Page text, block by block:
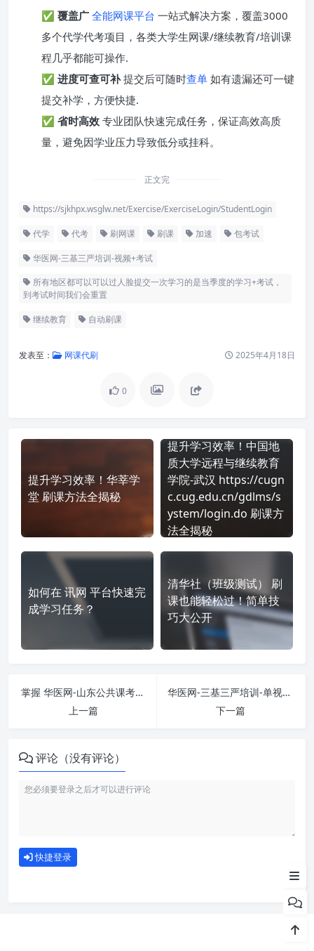
✅ 覆盖广 全能网课平台 一站式解决方案，覆盖3000
多个代学代考项目，各类大学生网课/继续教育/培训课
程几乎都能可操作.
✅ 进度可查可补提交后可随时查单 如有遗漏还可一键
提交补学，方便快捷.
✅ 省时高效 专业团队快速完成任务，保证高效高质
量，避免因学业压力导致低分或挂科。
正文完
https://sjkhpx.wsglw.net/Exercise/ExerciseLogin/StudentLogin
代学 代考 刷网课 刷课 加速 包考试
华医网-三基三严培训-视频+考试
所有地区都可以可以过人脸提交一次学习的是当季度的学习+考试，
到考试时间我们会重置
继续教育 自动刷课
发表至： 网课代刷 2025年4月18日
0
提升学习效率！华莘学
堂 刷课方法全揭秘
提升学习效率！中国地
质大学远程与继续教育
学院-武汉 https://cugn
c.cug.edu.cn/gdlms/s
ystem/login.do 刷课方
法全揭秘
如何在 讯网 平台快速完
成学习任务？
清华社（班级测试） 刷
课也能轻松过！简单技
巧大公开
掌握 华医网-山东公共课考试 课程，简单刷课技巧分享！
上一篇
华医网-三基三严培训-单视频 课程学习无压力！教你高效刷题技巧
下一篇
评论（没有评论）
快捷登录